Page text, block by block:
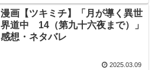
漫画【ツキミチ】「月が導く異世
界道中 14（第九十六夜まで）」
感想・ネタバレ
2025.03.09